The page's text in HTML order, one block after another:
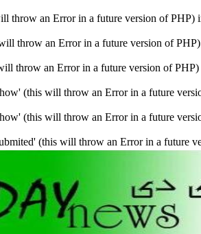
throw an Error in a future version of PHP)
throw an Error in a future version of
throw an Error in a future version of PHP)
(this will throw an Error in a future
(this will throw an Error in a future
(this will throw an Error in a future